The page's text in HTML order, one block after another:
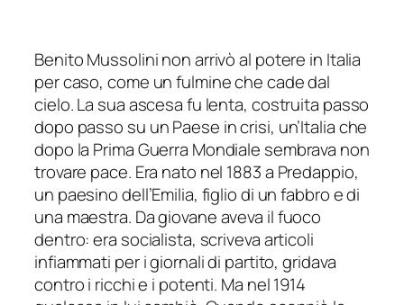
Benito Mussolini non arrivò al potere in Italia
per caso, come un fulmine che cade dal
cielo. La sua ascesa fu lenta, costruita passo
dopo passo su un Paese in crisi, un’Italia che
dopo la Prima Guerra Mondiale sembrava non
trovare pace. Era nato nel 1883 a Predappio,
un paesino dell’Emilia, figlio di un fabbro e di
una maestra. Da giovane aveva il fuoco
dentro: era socialista, scriveva articoli
infiammati per i giornali di partito, gridava
contro i ricchi e i potenti. Ma nel 1914